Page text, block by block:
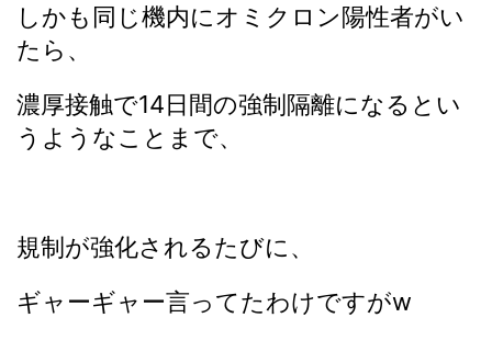
しかも同じ機内にオミクロン陽性者がい
たら、
濃厚接触で14日間の強制隔離になるとい
うようなことまで、
規制が強化されるたびに、
ギャーギャー言ってたわけですがw